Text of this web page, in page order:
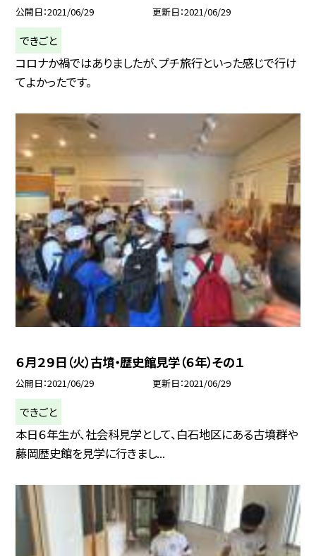
公開日 2021/06/29 更新日 2021/06/29
できごと
コロナか禍ではありましたが、プチ旅行といった感じで行け
てよかったです。
６月２９日（火）古墳・歴史館見学（６年）その１
公開日 2021/06/29 更新日 2021/06/29
できごと
本日６年生が、社会科見学として、白石地区にある古墳群や
藤岡歴史館を見学に行きまし...